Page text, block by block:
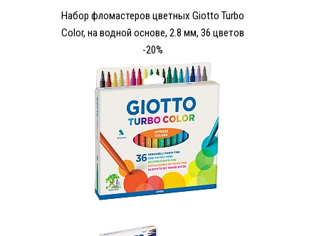
Набор фломастеров цветных Giotto Turbo
Color, на водной основе, 2.8 мм, 36 цветов
-20%